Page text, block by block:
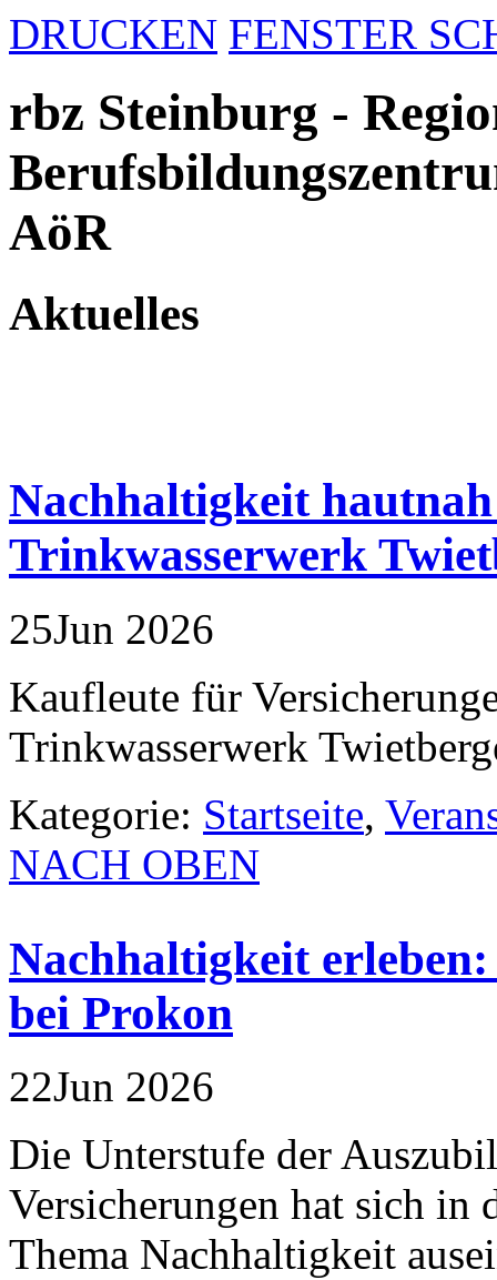
DRUCKEN FENSTER
rbz Steinburg -
AöR
Aktuelles
Nachhaltigkeit
Trinkwasserwerk
25Jun 2026
Kaufleute für
Trinkwasserwerk
Kategorie: Startseite,
NACH OBEN
Nachhaltigkeit erleben:
bei Prokon
22Jun 2026
Die Unterstufe der
Versicherungen hat sich in
Thema Nachhaltigkeit